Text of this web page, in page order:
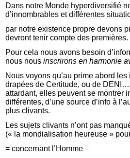
Dans notre Monde hyperdiversifié
d’innombrables et différentes
par notre existence propre devons
devront tenir compte des premières.
Pour cela nous avons besoin
nous nousinscrirons en harmonie
Nous voyons qu’au prime abord
drapées de Certitude, ou de DENI…
attardant, elles peuvent se montrer
différentes, d’une source d’info à
plus clivants.
Les sujets clivants n’ont pas
(« la mondialisation heureuse »
= concernant l’Homme –